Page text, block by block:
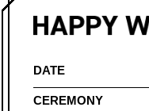
DATE
CEREMONY